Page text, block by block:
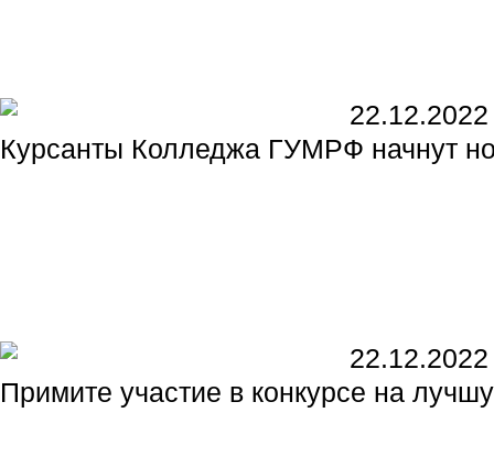
22.12.2022
Курсанты Колледжа ГУМРФ начнут
22.12.2022
Примите участие в конкурсе на